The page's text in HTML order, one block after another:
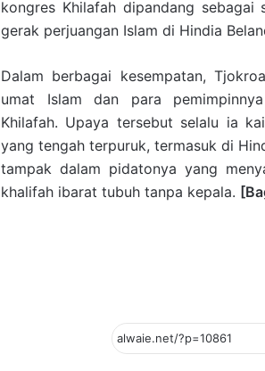
kongres Khilafah dipandang sebagai
gerak perjuangan Islam di Hindia
Dalam berbagai kesempatan,
umat Islam dan para
Khilafah. Upaya tersebut selalu ia
yang tengah terpuruk, termasuk di
tampak dalam pidatonya yang
khalifah ibarat tubuh tanpa kepala.